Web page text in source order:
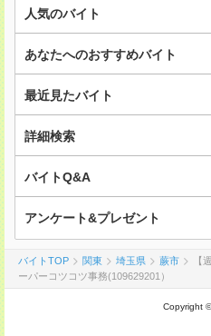
人気のバイト
あなたへのおすすめバイト
最近見たバイト
詳細検索
バイトQ&A
アンケート&プレゼント
バイトTOP 関東 埼玉県 蕨市
【
ーパーコツコツ事務(109629201）
Copyright